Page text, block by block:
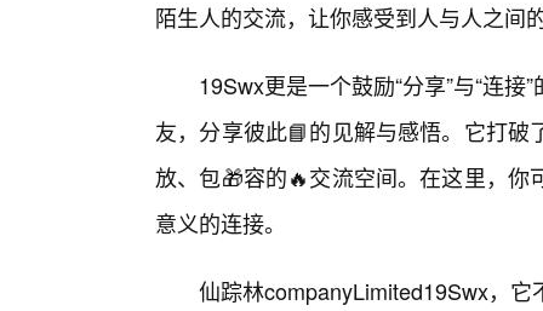
陌生人的交流，让你感受到人与人之间
19Swx更是一个鼓励“分享”与“连
友，分享彼此📘的见解与感悟。它打
放、包🎁容的🔥交流空间。在这里，
意义的连接。
仙踪林companyLimited19Swx，